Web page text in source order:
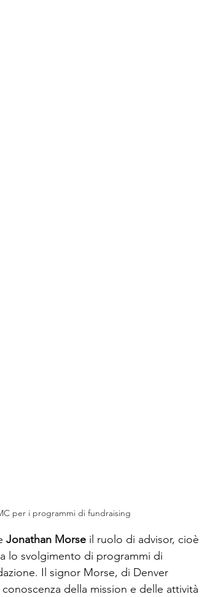
per i programmi di fundraising
Jonathan Morse il ruolo di advisor, cioè
lo svolgimento di programmi di
Il signor Morse, di Denver
della mission e delle attività